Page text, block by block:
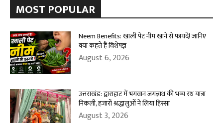
MOST POPULAR
Neem Benefits: खाली पेट नीम खाने से फायदे! जानिए
क्या कहते हैं विशेषज्ञ
August 6, 2026
उत्तराखंड: द्वाराहाट में भगवान जगन्नाथ की भव्य रथ यात्रा
निकली, हजारों श्रद्धालुओं ने लिया हिस्सा
August 3, 2026